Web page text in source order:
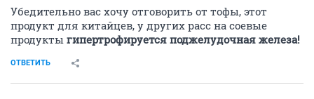
Убедительно вас хочу отговорить от тофы, этот
продукт для китайцев, у других расс на соевые
продукты гипертрофируется поджелудочная железа!
ОТВЕТИТЬ